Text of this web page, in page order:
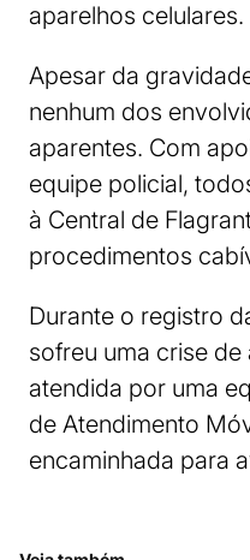
aparelhos celulares.
Apesar da
nenhum dos
aparentes. Com
equipe policial,
à Central de
procedimentos
Durante o registro
sofreu uma crise
atendida por uma
de Atendimento
encaminhada para